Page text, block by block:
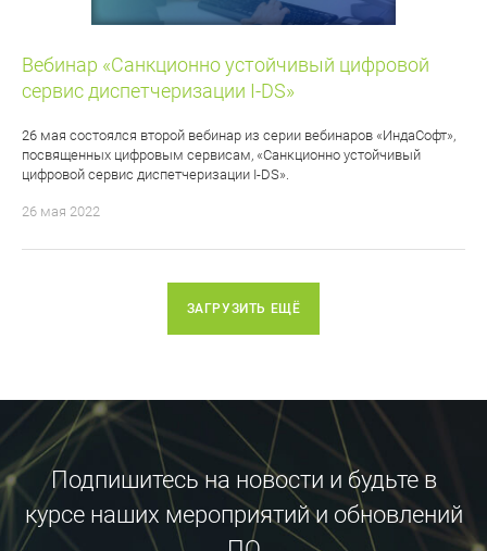
Вебинар «Санкционно устойчивый цифровой
сервис диспетчеризации I-DS»
26 мая состоялся второй вебинар из серии вебинаров «ИндаСофт»,
посвященных цифровым сервисам, «Санкционно устойчивый
цифровой сервис диспетчеризации I-DS».
26 мая 2022
ЗАГРУЗИТЬ ЕЩЁ
Подпишитесь на новости и будьте в
курсе наших мероприятий и обновлений